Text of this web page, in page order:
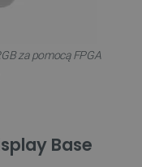
za pomocą FPGA
Base